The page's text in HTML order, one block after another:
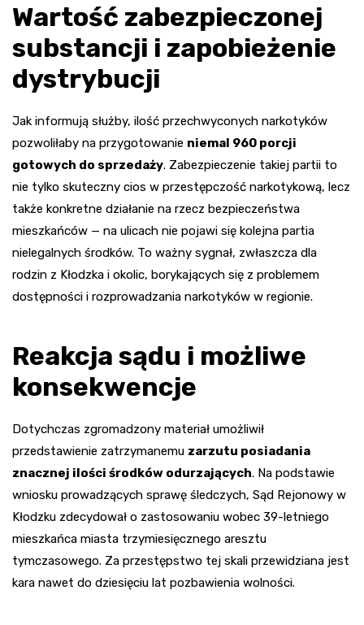
Wartość zabezpieczonej
substancji i zapobieżenie
dystrybucji
Jak informują służby, ilość przechwyconych narkotyków
pozwoliłaby na przygotowanie niemal 960 porcji
gotowych do sprzedaży. Zabezpieczenie takiej partii to
nie tylko skuteczny cios w przestępczość narkotykową, lecz
także konkretne działanie na rzecz bezpieczeństwa
mieszkańców — na ulicach nie pojawi się kolejna partia
nielegalnych środków. To ważny sygnał, zwłaszcza dla
rodzin z Kłodzka i okolic, borykających się z problemem
dostępności i rozprowadzania narkotyków w regionie.
Reakcja sądu i możliwe
konsekwencje
Dotychczas zgromadzony materiał umożliwił
przedstawienie zatrzymanemu zarzutu posiadania
znacznej ilości środków odurzających. Na podstawie
wniosku prowadzących sprawę śledczych, Sąd Rejonowy w
Kłodzku zdecydował o zastosowaniu wobec 39-letniego
mieszkańca miasta trzymiesięcznego aresztu
tymczasowego. Za przestępstwo tej skali przewidziana jest
kara nawet do dziesięciu lat pozbawienia wolności.